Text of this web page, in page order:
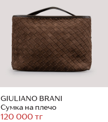
GIULIANO BRANI
Сумка на плечо
120 000 тг